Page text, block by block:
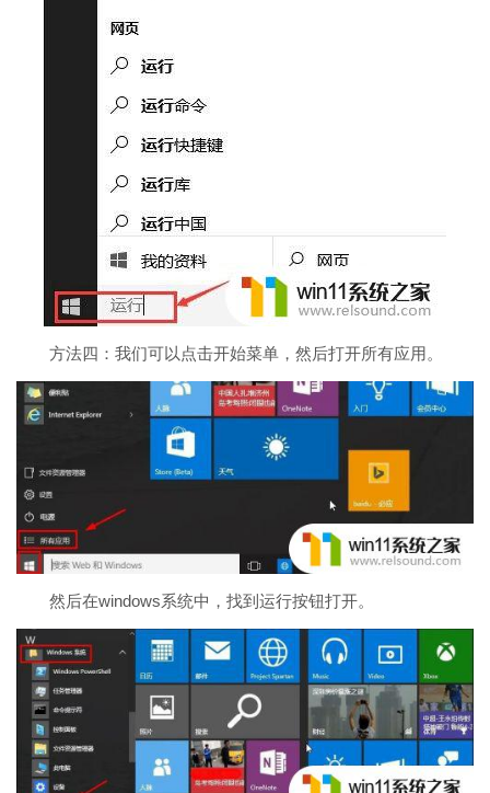
方法四：我们可以点击开始菜单，然后打开所有应用。
然后在windows系统中，找到运行按钮打开。